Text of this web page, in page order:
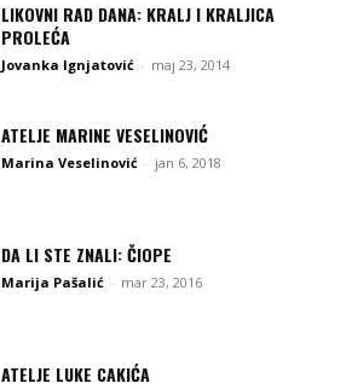
LIKOVNI RAD DANA: KRALJ I KRALJICA
PROLEĆA
Jovanka Ignjatović - maj 23, 2014
ATELJE MARINE VESELINOVIĆ
Marina Veselinović - jan 6, 2018
DA LI STE ZNALI: ČIOPE
Marija Pašalić - mar 23, 2016
ATELJE LUKE CAKIĆA